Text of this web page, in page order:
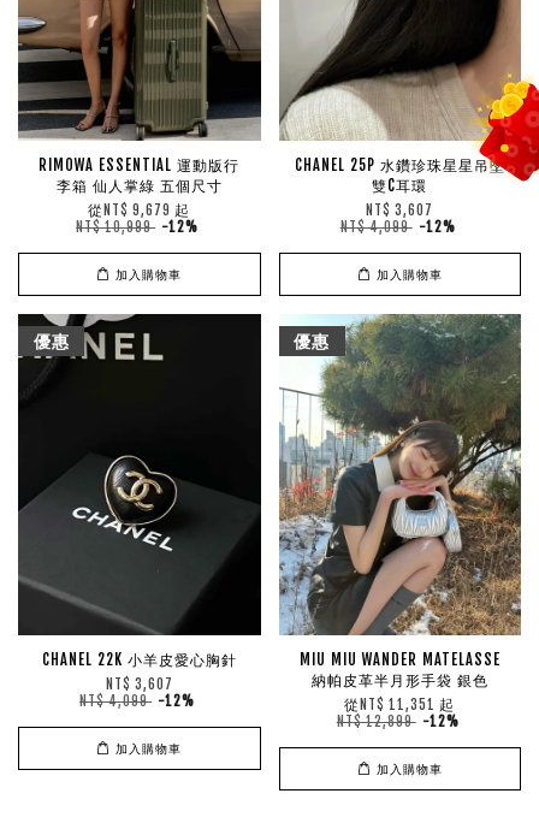
RIMOWA ESSENTIAL 運動版行
李箱 仙人掌綠 五個尺寸
從 NT$ 9,679 起
NT$ 10,999 -12%
加入購物車
CHANEL 25P 水鑽珍珠星星吊墜
雙C耳環
NT$ 3,607
NT$ 4,099 -12%
加入購物車
優惠
CHANEL 22K 小羊皮愛心胸針
NT$ 3,607
NT$ 4,099 -12%
加入購物車
優惠
MIU MIU WANDER MATELASSE
納帕皮革半月形手袋 銀色
從 NT$ 11,351 起
NT$ 12,899 -12%
加入購物車